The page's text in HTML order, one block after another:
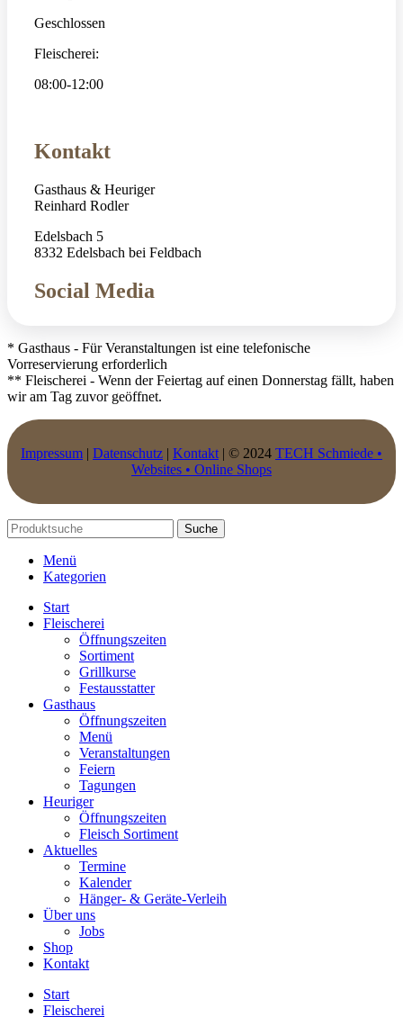
Geschlossen
Fleischerei:
08:00-12:00
Kontakt
Gasthaus & Heuriger
Reinhard Rodler
Edelsbach 5
8332 Edelsbach bei Feldbach
Social Media
* Gasthaus - Für Veranstaltungen ist eine telefonische
Vorreservierung erforderlich
** Fleischerei - Wenn der Feiertag auf einen Donnerstag fällt, haben
wir am Tag zuvor geöffnet.
Impressum | Datenschutz | Kontakt | © 2024 TECH Schmiede •
Websites • Online Shops
Suche
Menü
Kategorien
Start
Fleischerei
Öffnungszeiten
Sortiment
Grillkurse
Festausstatter
Gasthaus
Öffnungszeiten
Menü
Veranstaltungen
Feiern
Tagungen
Heuriger
Öffnungszeiten
Fleisch Sortiment
Aktuelles
Termine
Kalender
Hänger- & Geräte-Verleih
Über uns
Jobs
Shop
Kontakt
Start
Fleischerei